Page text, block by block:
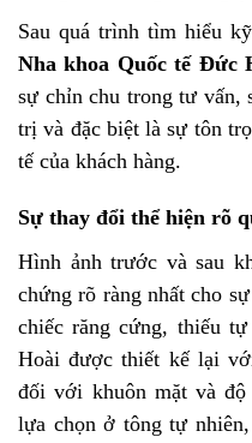
Sau quá trình tìm hiểu
Nha khoa Quốc tế Đức
sự chỉn chu trong tư vấn,
trị và đặc biệt là sự tôn
tế của khách hàng.
Sự thay đổi thể hiện rõ
Hình ảnh trước và sau
chứng rõ ràng nhất cho
chiếc răng cứng, thiếu
Hoài được thiết kế lại
đối với khuôn mặt và
lựa chọn ở tông tự